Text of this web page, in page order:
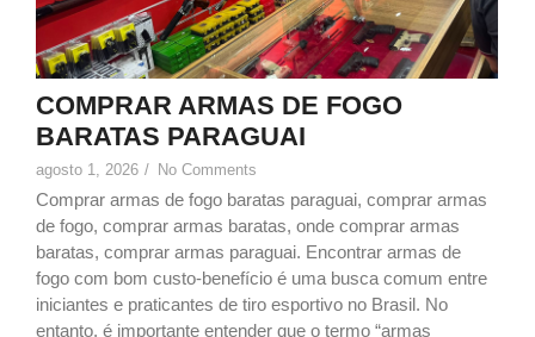
COMPRAR ARMAS DE FOGO
BARATAS PARAGUAI
agosto 1, 2026 / No Comments
Comprar armas de fogo baratas paraguai, comprar armas
de fogo, comprar armas baratas, onde comprar armas
baratas, comprar armas paraguai. Encontrar armas de
fogo com bom custo-benefício é uma busca comum entre
iniciantes e praticantes de tiro esportivo no Brasil. No
entanto, é importante entender que o termo “armas